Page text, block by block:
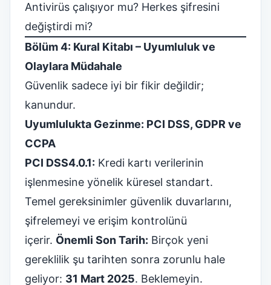
Antivirüs çalışıyor mu? Herkes şifresini
değiştirdi mi?
Bölüm 4: Kural Kitabı – Uyumluluk ve
Olaylara Müdahale
Güvenlik sadece iyi bir fikir değildir;
kanundur.
Uyumlulukta Gezinme: PCI DSS, GDPR ve
CCPA
PCI DSS4.0.1: Kredi kartı verilerinin
işlenmesine yönelik küresel standart.
Temel gereksinimler güvenlik duvarlarını,
şifrelemeyi ve erişim kontrolünü
içerir. Önemli Son Tarih: Birçok yeni
gereklilik şu tarihten sonra zorunlu hale
geliyor: 31 Mart 2025. Beklemeyin.